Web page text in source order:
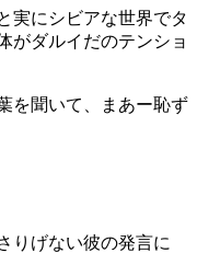
実にシビアな世界でタ
がダルイだのテンショ
を聞いて、まあー恥ず
りげない彼の発言に